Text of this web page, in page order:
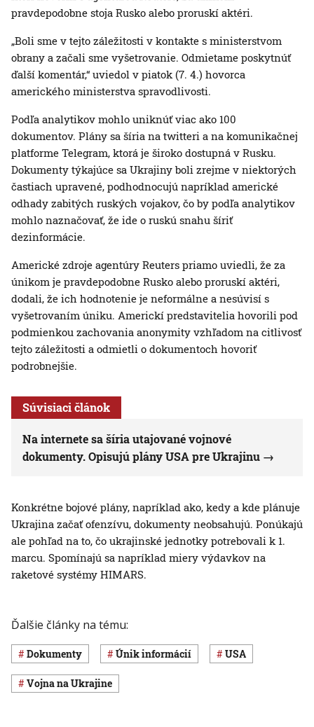
pravdepodobne stoja Rusko alebo proruskí aktéri.
„Boli sme v tejto záležitosti v kontakte s ministerstvom
obrany a začali sme vyšetrovanie. Odmietame poskytnúť
ďalší komentár,“ uviedol v piatok (7. 4.) hovorca
amerického ministerstva spravodlivosti.
Podľa analytikov mohlo uniknúť viac ako 100
dokumentov. Plány sa šíria na twitteri a na komunikačnej
platforme Telegram, ktorá je široko dostupná v Rusku.
Dokumenty týkajúce sa Ukrajiny boli zrejme v niektorých
častiach upravené, podhodnocujú napríklad americké
odhady zabitých ruských vojakov, čo by podľa analytikov
mohlo naznačovať, že ide o ruskú snahu šíriť
dezinformácie.
Americké zdroje agentúry Reuters priamo uviedli, že za
únikom je pravdepodobne Rusko alebo proruskí aktéri,
dodali, že ich hodnotenie je neformálne a nesúvisí s
vyšetrovaním úniku. Americkí predstavitelia hovorili pod
podmienkou zachovania anonymity vzhľadom na citlivosť
tejto záležitosti a odmietli o dokumentoch hovoriť
podrobnejšie.
Súvisiaci článok
Na internete sa šíria utajované vojnové
dokumenty. Opisujú plány USA pre Ukrajinu
Konkrétne bojové plány, napríklad ako, kedy a kde plánuje
Ukrajina začať ofenzívu, dokumenty neobsahujú. Ponúkajú
ale pohľad na to, čo ukrajinské jednotky potrebovali k 1.
marcu. Spomínajú sa napríklad miery výdavkov na
raketové systémy HIMARS.
Ďalšie články na tému:
dokumenty únik informácií USA
vojna na Ukrajine